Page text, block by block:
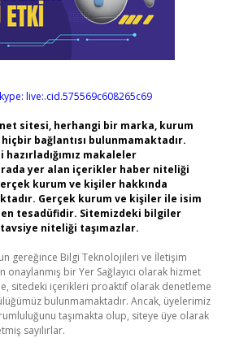
live:.cid.575569c608265c69
sitesi, herhangi bir marka, kurum
bağlantısı bulunmamaktadır.
makaleler
yer alan içerikler haber niteliği
kurum ve kişiler hakkında
Gerçek kurum ve kişiler ile isim
tesadüfidir. Sitemizdeki bilgiler
niteliği taşımazlar.
gereğince Bilgi Teknolojileri ve İletişim
onaylanmış bir Yer Sağlayıcı olarak hizmet
sitedeki içerikleri proaktif olarak denetleme
bulunmamaktadır. Ancak, üyelerimiz
taşımakta olup, siteye üye olarak
sayılırlar.